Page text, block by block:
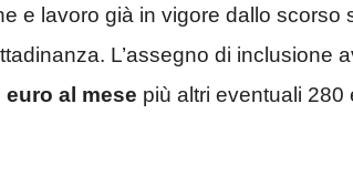
e lavoro già in vigore dallo scorso
L’assegno di inclusione
euro al mese più altri eventuali 280